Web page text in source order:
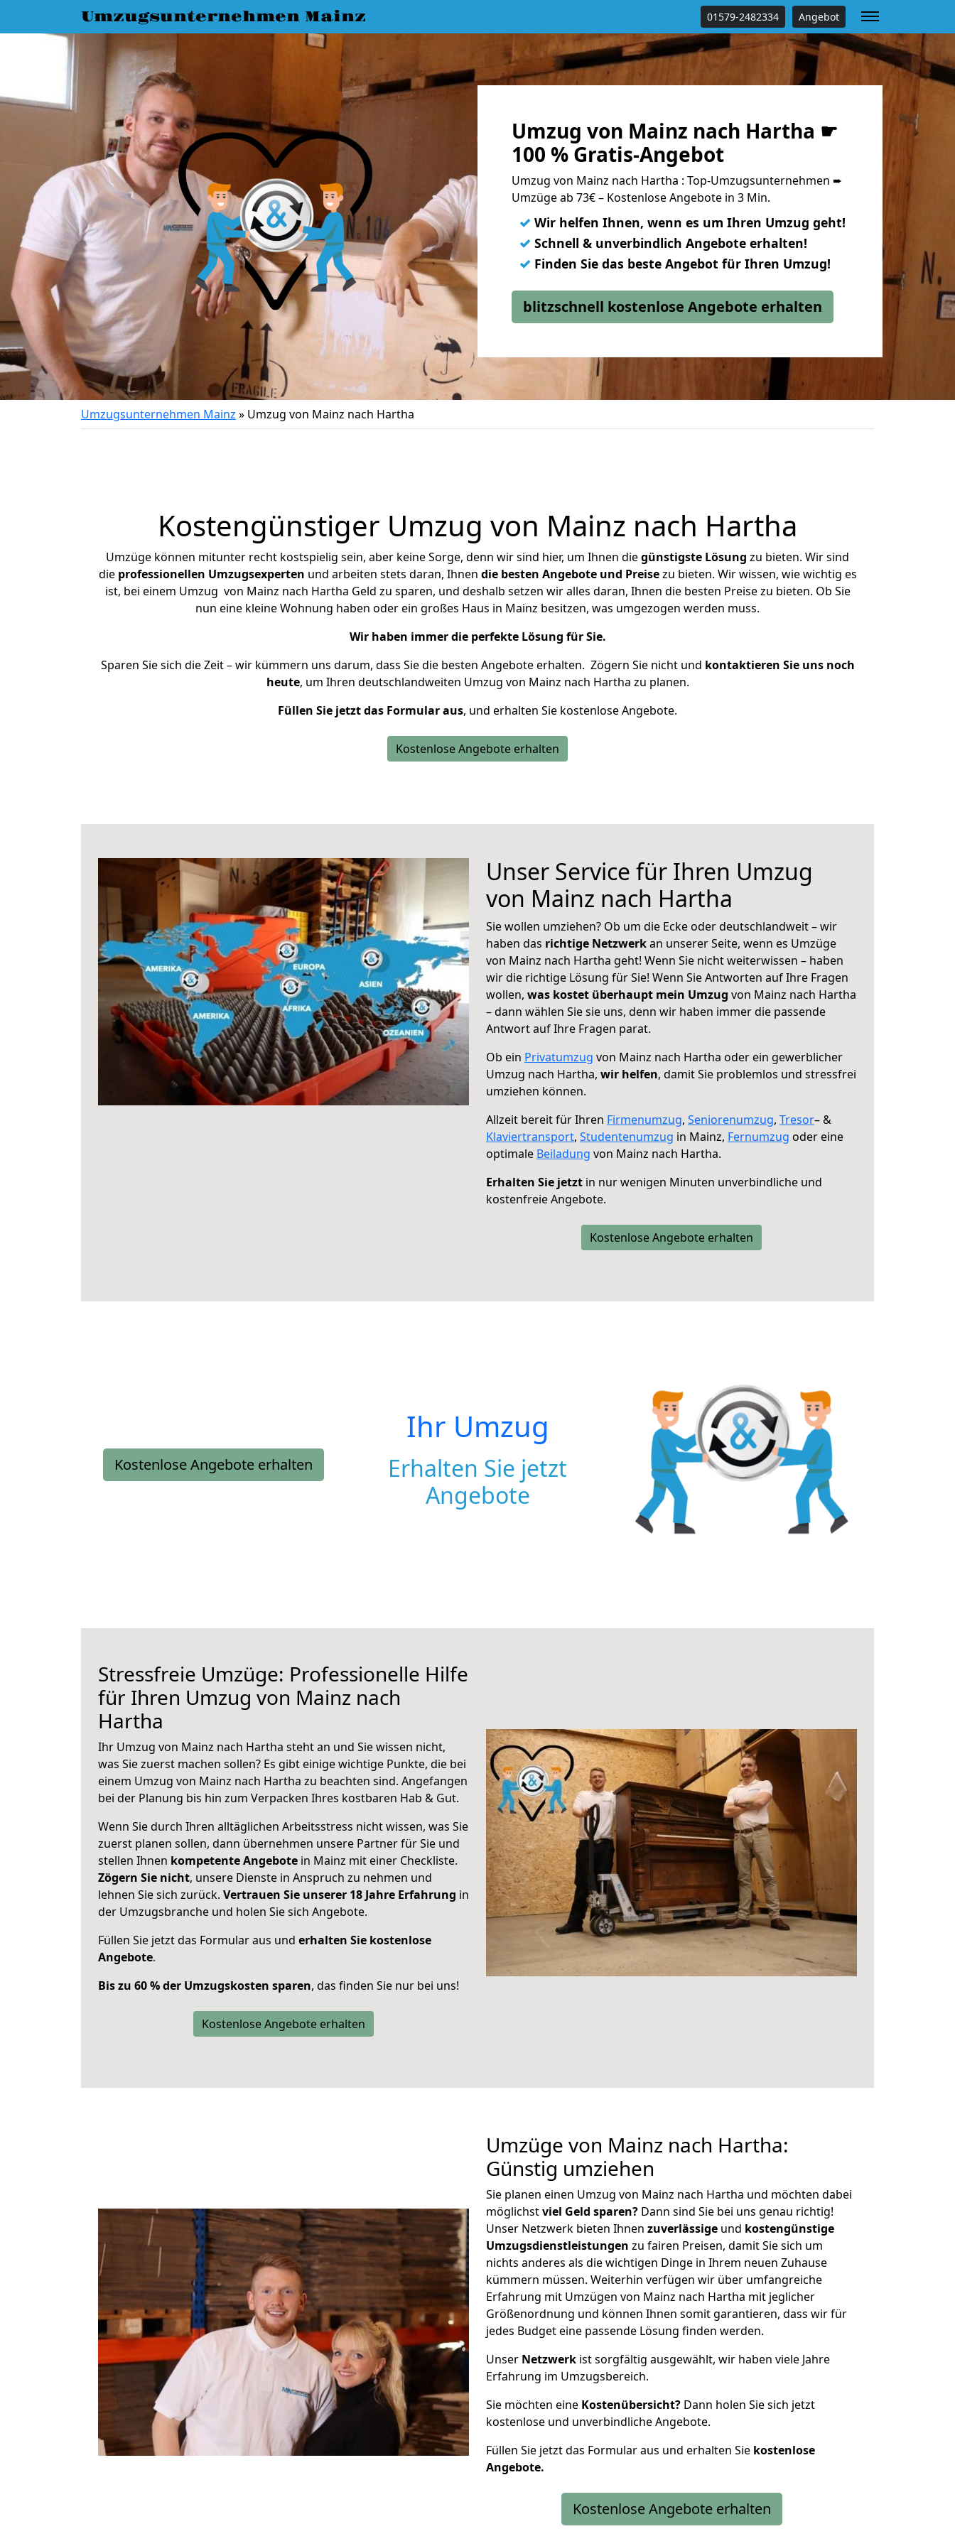
Umzugsunternehmen Mainz 01579-2482334 Angebot
Umzug von Mainz nach Hartha ☛
100 % Gratis-Angebot
Umzug von Mainz nach Hartha : Top-Umzugsunternehmen ➨
Umzüge ab 73€ – Kostenlose Angebote in 3 Min.
✓ Wir helfen Ihnen, wenn es um Ihren Umzug geht!
✓ Schnell & unverbindlich Angebote erhalten!
✓ Finden Sie das beste Angebot für Ihren Umzug!
blitzschnell kostenlose Angebote erhalten
Umzugsunternehmen Mainz » Umzug von Mainz nach Hartha
Kostengünstiger Umzug von Mainz nach Hartha
Umzüge können mitunter recht kostspielig sein, aber keine Sorge, denn wir sind hier, um Ihnen diegünstigste Lösung zu bieten. Wir sind
die professionellen Umzugsexperten und arbeiten stets daran, Ihnen die besten Angebote und Preisezu bieten. Wir wissen, wie wichtig es
ist, bei einem Umzug von Mainz nach Hartha Geld zu sparen, und deshalb setzen wir alles daran, Ihnen die besten Preise zu bieten. Ob Sie
nun eine kleine Wohnung haben oder ein großes Haus in Mainz besitzen, was umgezogen werden muss.
Wir haben immer die perfekte Lösung für Sie.
Sparen Sie sich die Zeit – wir kümmern uns darum, dass Sie die besten Angebote erhalten. Zögern Sie nicht und kontaktieren Sie uns noch
heute, um Ihren deutschlandweiten Umzug von Mainz nach Hartha zu planen.
Füllen Sie jetzt das Formular aus, und erhalten Sie kostenlose Angebote.
Kostenlose Angebote erhalten
Unser Service für Ihren Umzug
von Mainz nach Hartha
Sie wollen umziehen? Ob um die Ecke oder deutschlandweit – wir
haben das richtige Netzwerkan unserer Seite, wenn es Umzüge
von Mainz nach Hartha geht! Wenn Sie nicht weiterwissen – haben
wir die richtige Lösung für Sie! Wenn Sie Antworten auf Ihre Fragen
wollen, was kostet überhaupt mein Umzug von Mainz nach Hartha
– dann wählen Sie sie uns, denn wir haben immer die passende
Antwort auf Ihre Fragen parat.
Ob ein Privatumzug von Mainz nach Hartha oder ein gewerblicher
Umzug nach Hartha, wir helfen, damit Sie problemlos und stressfrei
umziehen können.
Allzeit bereit für Ihren Firmenumzug, Seniorenumzug, Tresor– &
Klaviertransport, Studentenumzug in Mainz, Fernumzug oder eine
optimale Beiladung von Mainz nach Hartha.
Erhalten Sie jetzt in nur wenigen Minuten unverbindliche und
kostenfreie Angebote.
Kostenlose Angebote erhalten
Kostenlose Angebote erhalten
Ihr Umzug
Erhalten Sie jetzt
Angebote
Stressfreie Umzüge: Professionelle Hilfe
für Ihren Umzug von Mainz nach
Hartha
Ihr Umzug von Mainz nach Hartha steht an und Sie wissen nicht,
was Sie zuerst machen sollen? Es gibt einige wichtige Punkte, die bei
einem Umzug von Mainz nach Hartha zu beachten sind. Angefangen
bei der Planung bis hin zum Verpacken Ihres kostbaren Hab & Gut.
Wenn Sie durch Ihren alltäglichen Arbeitsstress nicht wissen, was Sie
zuerst planen sollen, dann übernehmen unsere Partner für Sie und
stellen Ihnen kompetente Angebote in Mainz mit einer Checkliste.
Zögern Sie nicht, unsere Dienste in Anspruch zu nehmen und
lehnen Sie sich zurück. Vertrauen Sie unserer 18 Jahre Erfahrung in
der Umzugsbranche und holen Sie sich Angebote.
Füllen Sie jetzt das Formular aus und erhalten Sie kostenlose
Angebote.
Bis zu 60 % der Umzugskosten sparen, das finden Sie nur bei uns!
Kostenlose Angebote erhalten
Umzüge von Mainz nach Hartha:
Günstig umziehen
Sie planen einen Umzug von Mainz nach Hartha und möchten dabei
möglichstviel Geld sparen? Dann sind Sie bei uns genau richtig!
Unser Netzwerk bieten Ihnen zuverlässige und kostengünstige
Umzugsdienstleistungen zu fairen Preisen, damit Sie sich um
nichts anderes als die wichtigen Dinge in Ihrem neuen Zuhause
kümmern müssen. Weiterhin verfügen wir über umfangreiche
Erfahrung mit Umzügen von Mainz nach Hartha mit jeglicher
Größenordnung und können Ihnen somit garantieren, dass wir für
jedes Budget eine passende Lösung finden werden.
Unser Netzwerk ist sorgfältig ausgewählt, wir haben viele Jahre
Erfahrung im Umzugsbereich.
Sie möchten eine Kostenübersicht? Dann holen Sie sich jetzt
kostenlose und unverbindliche Angebote.
Füllen Sie jetzt das Formular aus und erhalten Sie kostenlose
Angebote.
Kostenlose Angebote erhalten